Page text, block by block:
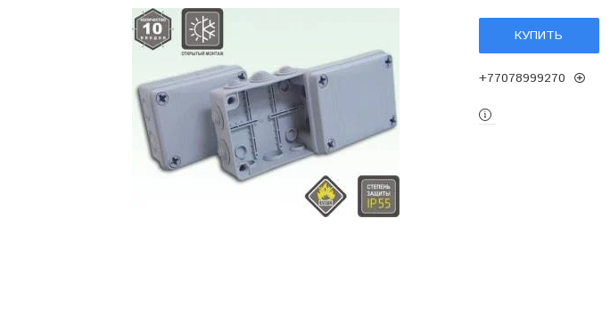
КУПИТЬ
+77078999270